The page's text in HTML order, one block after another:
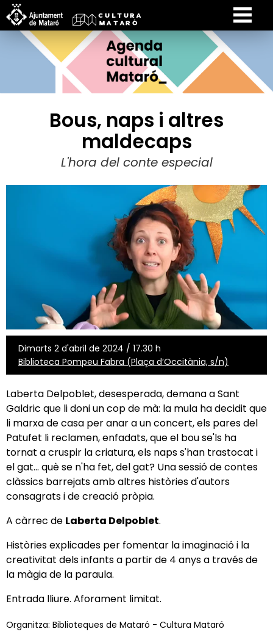
Bous, naps i altres
maldecaps
L'hora del conte especial
Dimarts 2 d'abril de 2024 / 17.30 h
Biblioteca Pompeu Fabra (Plaça d’Occitània, s/n)
Laberta Delpoblet, desesperada, demana a Sant
Galdric que li doni un cop de mà: la mula ha decidit que
li marxa de casa per anar a un concert, els pares del
Patufet li reclamen, enfadats, que el bou se'ls ha
tornat a cruspir la criatura, els naps s'han trastocat i
el gat... què se n'ha fet, del gat? Una sessió de contes
clàssics barrejats amb altres històries d'autors
consagrats i de creació pròpia.
A càrrec de Laberta Delpoblet.
Històries explicades per fomentar la imaginació i la
creativitat dels infants a partir de 4 anys a través de
la màgia de la paraula.
Entrada lliure. Aforament limitat.
Organitza: Biblioteques de Mataró - Cultura Mataró